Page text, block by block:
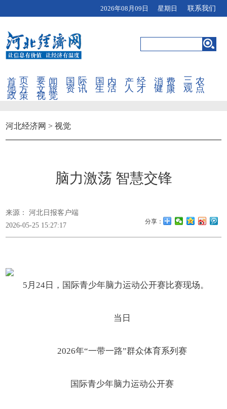
2026年08月09日 星期日 联系我们
地方 文旅 资讯 生活 人才 健康 观点
政策 视觉
河北经济网 >视觉
脑力激荡 智慧交锋
来源： 河北日报客户端
2026-05-25 15:27:17
分享：
5月24日，国际青少年脑力运动公开赛比赛现场。
当日
2026年“一带一路”群众体育系列赛
国际青少年脑力运动公开赛